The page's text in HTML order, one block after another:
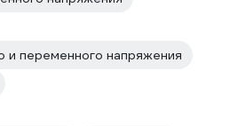
и переменного напряжения